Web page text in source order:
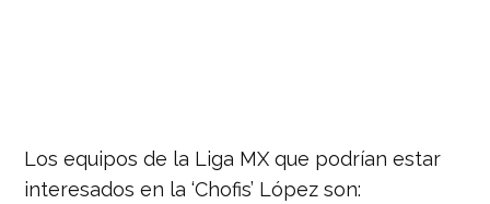
Los equipos de la Liga MX que podrían estar
interesados en la ‘Chofis’ López son: